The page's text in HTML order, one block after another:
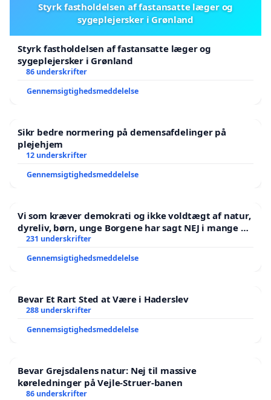
Styrk fastholdelsen af fastansatte læger og
sygeplejersker i Grønland
Styrk fastholdelsen af fastansatte læger og
sygeplejersker i Grønland
86 underskrifter
Gennemsigtighedsmeddelelse
Sikr bedre normering på demensafdelinger på
plejehjem
12 underskrifter
Gennemsigtighedsmeddelelse
Vi som kræver demokrati og ikke voldtægt af natur,
dyreliv, børn, unge Borgene har sagt NEJ i mange år.
Der er
231 underskrifter
Gennemsigtighedsmeddelelse
Bevar Et Rart Sted at Være i Haderslev
288 underskrifter
Gennemsigtighedsmeddelelse
Bevar Grejsdalens natur: Nej til massive
køreledninger på Vejle-Struer-banen
86 underskrifter